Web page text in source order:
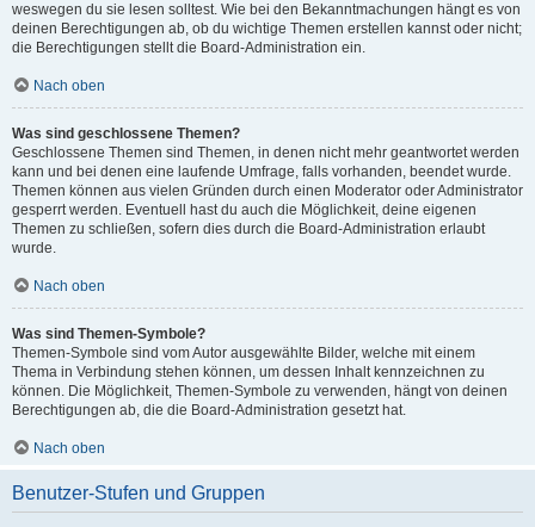
weswegen du sie lesen solltest. Wie bei den Bekanntmachungen hängt es von
deinen Berechtigungen ab, ob du wichtige Themen erstellen kannst oder nicht;
die Berechtigungen stellt die Board-Administration ein.
Nach oben
Was sind geschlossene Themen?
Geschlossene Themen sind Themen, in denen nicht mehr geantwortet werden
kann und bei denen eine laufende Umfrage, falls vorhanden, beendet wurde.
Themen können aus vielen Gründen durch einen Moderator oder Administrator
gesperrt werden. Eventuell hast du auch die Möglichkeit, deine eigenen
Themen zu schließen, sofern dies durch die Board-Administration erlaubt
wurde.
Nach oben
Was sind Themen-Symbole?
Themen-Symbole sind vom Autor ausgewählte Bilder, welche mit einem
Thema in Verbindung stehen können, um dessen Inhalt kennzeichnen zu
können. Die Möglichkeit, Themen-Symbole zu verwenden, hängt von deinen
Berechtigungen ab, die die Board-Administration gesetzt hat.
Nach oben
Benutzer-Stufen und Gruppen